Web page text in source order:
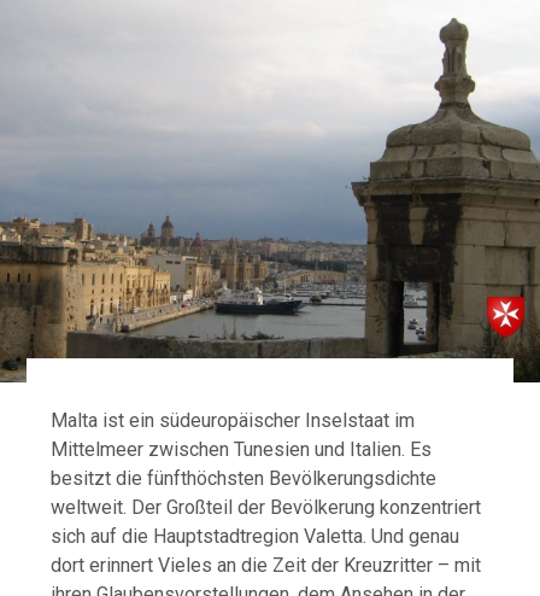
Malta ist ein südeuropäischer Inselstaat im
Mittelmeer zwischen Tunesien und Italien. Es
besitzt die fünfthöchsten Bevölkerungsdichte
weltweit. Der Großteil der Bevölkerung konzentriert
sich auf die Hauptstadtregion Valetta. Und genau
dort erinnert Vieles an die Zeit der Kreuzritter – mit